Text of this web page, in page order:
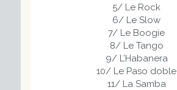
5/ Le Rock
6/ Le Slow
7/ Le Boogie
8/ Le Tango
9/ L’Habanera
10/ Le Paso doble
11/ La Samba